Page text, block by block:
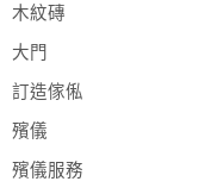
木紋磚
大門
訂造傢俬
殯儀
殯儀服務